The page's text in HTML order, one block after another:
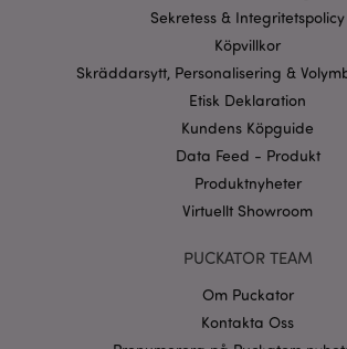
Sekretess & Integritetspolicy
Köpvillkor
Skräddarsytt, Personalisering &
Etisk Deklaration
Kundens Köpguide
Data Feed - Produkt
Produktnyheter
Virtuellt Showroom
PUCKATOR TEAM
Om Puckator
Kontakta Oss
CookieScriptConsent
recently_viewed_product_previous
searchReport-log